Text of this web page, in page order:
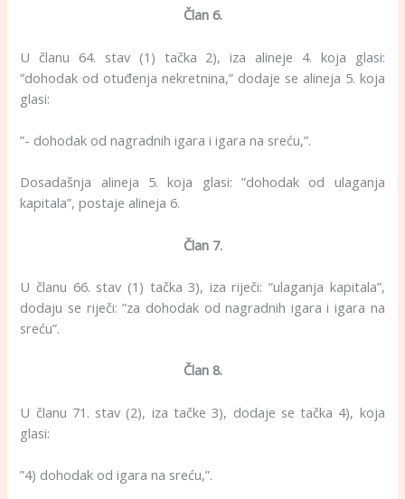
Član 6.
U članu 64. stav (1) tačka 2), iza alineje 4. koja glasi:
”dohodak od otuđenja nekretnina,” dodaje se alineja 5. koja
glasi:
”- dohodak od nagradnih igara i igara na sreću,”.
Dosadašnja alineja 5. koja glasi: ”dohodak od ulaganja
kapitala”, postaje alineja 6.
Član 7.
U članu 66. stav (1) tačka 3), iza riječi: ”ulaganja kapitala”,
dodaju se riječi: ”za dohodak od nagradnih igara i igara na
sreću”.
Član 8.
U članu 71. stav (2), iza tačke 3), dodaje se tačka 4), koja
glasi:
”4) dohodak od igara na sreću,”.